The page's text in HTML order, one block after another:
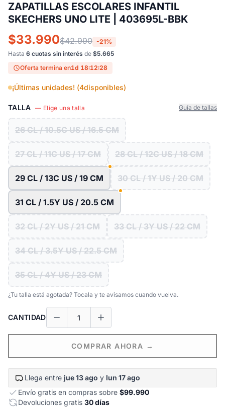
ZAPATILLAS ESCOLARES INFANTIL
SKECHERS UNO LITE | 403695L-BBK
$33.990$42.990 -21%
Hasta 6 cuotas sin interés de $5.665
Oferta termina en1d 18:12:27
¡Últimas unidades! (4disponibles)
TALLA — Elige una talla Guía de tallas
26 CL / 10.5C US / 16.5 CM
27 CL / 11C US / 17 CM 28 CL / 12C US / 18 CM
29 CL / 13C US / 19 CM 30 CL / 1Y US / 20 CM
31 CL / 1.5Y US / 20.5 CM
32 CL / 2Y US / 21 CM 33 CL / 3Y US / 22 CM
34 CL / 3.5Y US / 22.5 CM
35 CL / 4Y US / 23 CM
¿Tu talla está agotada? Tocala y te avisamos cuando vuelva.
CANTIDAD
COMPRAR AHORA →
Llega entre jue 13 ago y lun 17 ago
Envío gratis en compras sobre $99.990
Devoluciones gratis 30 días